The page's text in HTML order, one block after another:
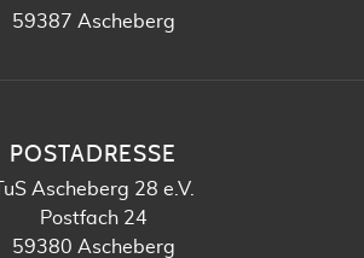
59387 Ascheberg
POSTADRESSE
TuS Ascheberg 28 e.V.
Postfach 24
59380 Ascheberg